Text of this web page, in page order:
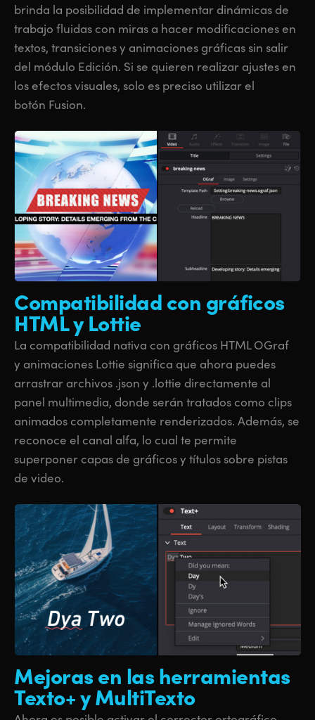
brinda la posibilidad de implementar dinámicas de
trabajo fluidas con miras a hacer modificaciones en
textos, transiciones y animaciones gráficas sin salir
del módulo Edición. Si se quieren realizar ajustes en
los efectos visuales, solo es preciso utilizar el
botón Fusion.
Compatibilidadcon gráficos
HTML y Lottie
La compatibilidad nativa con gráficos HTML OGraf
y animaciones Lottie significa que ahora puedes
arrastrar archivos .json y .lottie directamente al
panel multimedia, donde serán tratados como clips
animados completamente renderizados. Además, se
reconoce el canal alfa, lo cual te permite
superponer capas de gráficos y títulos sobre pistas
de video.
Mejoras en las herramientas
Texto+ y MultiTexto